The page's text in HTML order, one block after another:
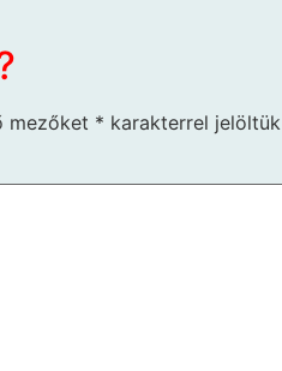
mezőket * karakterrel jelöltük